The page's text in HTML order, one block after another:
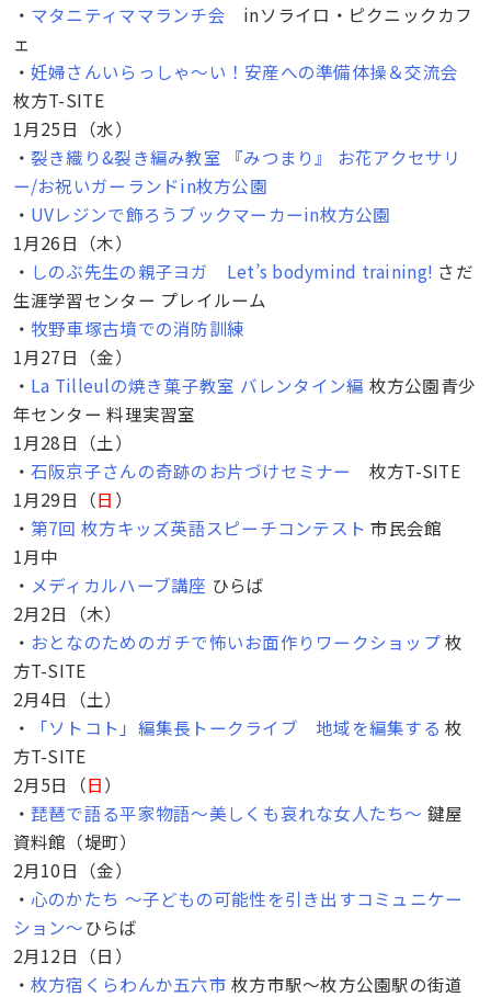
・ マタニティママランチ会 inソライロ・ピクニックカフ
ェ
・ 妊婦さんいらっしゃ～い！安産への準備体操＆交流会
枚方T-SITE
1月25日（水）
・ 裂き織り&裂き編み教室 『みつまり』 お花アクセサリ
ー/お祝いガーランドin枚方公園
・ UVレジンで飾ろうブックマーカーin枚方公園
1月26日（木）
・ しのぶ先生の親子ヨガ Let’s bodymind training! さだ
生涯学習センター プレイルーム
・ 牧野車塚古墳での消防訓練
1月27日（金）
・ La Tilleulの焼き菓子教室 バレンタイン編 枚方公園青少
年センター 料理実習室
1月28日（土）
・ 石阪京子さんの奇跡のお片づけセミナー
枚方T-SITE
1月29日（日 ）
・ 第7回 枚方キッズ英語スピーチコンテスト 市民会館
1月中
・ メディカルハーブ講座 ひらば
2月2日（木）
・ おとなのためのガチで怖いお面作りワークショップ枚
方T-SITE
2月4日（土）
・
「ソトコト」編集長トークライブ 地域を編集する 枚
方T-SITE
2月5日（日）
・ 琵琶で語る平家物語〜美しくも哀れな女人たち〜 鍵屋
資料館（堤町）
2月10日（金）
・ 心のかたち 〜子どもの可能性を引き出すコミュニケー
ション〜ひらば
2月12日（日）
・ 枚方宿くらわんか五六市 枚方市駅〜枚方公園駅の街道